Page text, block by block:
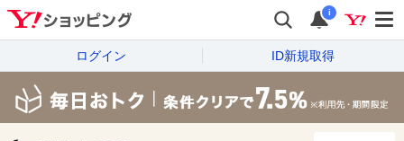
i
ログイン ID新規取得